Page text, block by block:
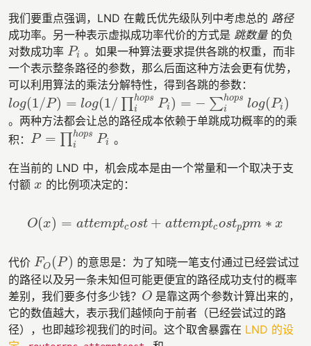
我们要重点强调，LND 在戴氏优先级队列中考虑总的 路径
成功率。另一种表示虚拟成功率代价的方式是 跳数量的负
对数成功率 Pi
Pi 。如果一种算法要求提供各跳的权重，而非
一个表示整条路径的参数，那么后面这种方法会更有优势，
可以利用算法的乘法分解特性，得到各跳的参数：
log(1 / P) = log(1 / ∏hops
i
Pi ) = − ∑hops
i
log( Pi )
log(1/ P)=lo g( 1/∏ih o p )=− ∑ih o psl og P )
。两种方法都会让总的路径成本依赖于单跳成功概率的的乘
积： P = ∏hops
i
Pi
P= ∏i psPi 。
在当前的 LND 中，机会成本是由一个常量和一个取决于支
付额 x
x 的比例项决定的：
O(x) = attemptcost + attemptcostppm ∗ x
O(x )=attemptcost +a ttemptcostppm∗x
代价 FO (P )
FO(P)
的意思是：为了知晓一笔支付通过已经尝试过
的路径以及另一条未知但可能更便宜的路径成功支付的概率
差别，我们要多付多少钱？ O
O 是靠这两个参数计算出来的，
它的数值越大，表示我们越倾向于前者（已经尝试过的路
径），也即越珍视我们的时间。这个取舍暴露在 LND 的设